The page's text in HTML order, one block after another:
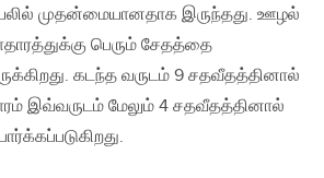
முதன்மையானதாக இருந்தது. ஊழல்
பெரும் சேதத்தை
கடந்த வருடம் 9 சதவீதத்தினால்
இவ்வருடம் மேலும் 4 சதவீதத்தினால்